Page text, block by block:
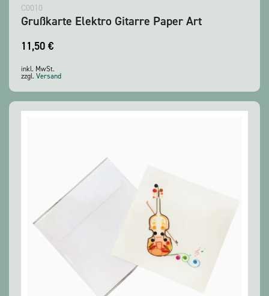
C0010
Grußkarte Elektro Gitarre Paper Art
11,50 €
inkl. MwSt.
zzgl. Versand